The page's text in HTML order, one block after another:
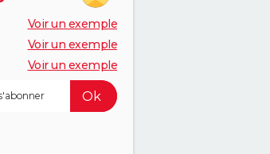
Voir un exemple
Voir un exemple
Voir un exemple